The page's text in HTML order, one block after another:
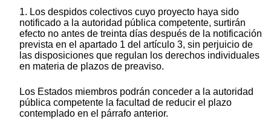
1. Los despidos colectivos cuyo proyecto haya sido
notificado a la autoridad pública competente, surtirán
efecto no antes de treinta días después de la notificación
prevista en el apartado 1 del artículo 3, sin perjuicio de
las disposiciones que regulan los derechos individuales
en materia de plazos de preaviso.
Los Estados miembros podrán conceder a la autoridad
pública competente la facultad de reducir el plazo
contemplado en el párrafo anterior.